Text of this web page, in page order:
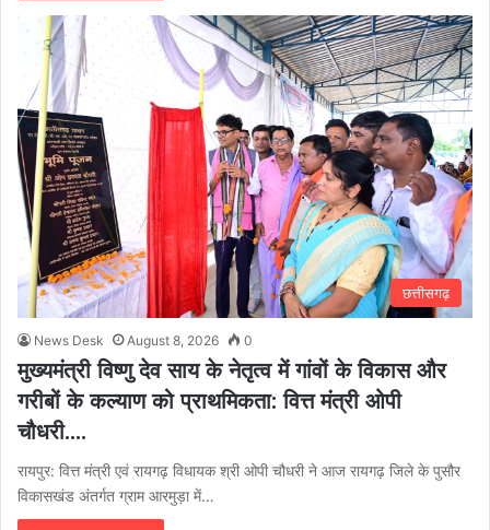
छत्तीसगढ़
News Desk August 8, 2026 0
मुख्यमंत्री विष्णु देव साय के नेतृत्व में गांवों के विकास और
गरीबों के कल्याण को प्राथमिकता: वित्त मंत्री ओपी
चौधरी….
रायपुर: वित्त मंत्री एवं रायगढ़ विधायक श्री ओपी चौधरी ने आज रायगढ़ जिले के पुसौर
विकासखंड अंतर्गत ग्राम आरमुड़ा में…